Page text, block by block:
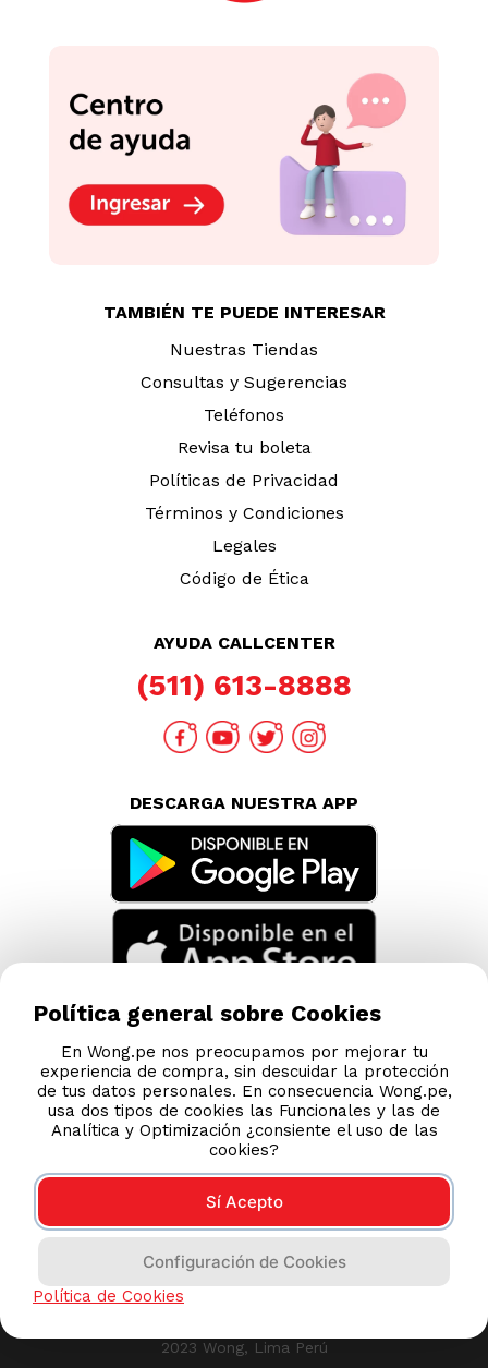
TAMBIÉN TE PUEDE INTERESAR
Nuestras Tiendas
Consultas y Sugerencias
Teléfonos
Revisa tu boleta
Políticas de Privacidad
Términos y Condiciones
Legales
Código de Ética
AYUDA CALLCENTER
(511) 613-8888
DESCARGA NUESTRA APP
Esta tienda usa Niubiz para realizar transacciones
2023 Wong, Lima Perú
Política general sobre Cookies
En Wong.pe nos preocupamos por mejorar tu
experiencia de compra, sin descuidar la protección
de tus datos personales. En consecuencia Wong.pe,
usa dos tipos de cookies las Funcionales y las de
Analítica y Optimización ¿consiente el uso de las
cookies?
Sí Acepto
Configuración de Cookies
Política de Cookies